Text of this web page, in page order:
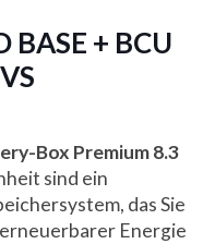
+ BCU
Box Premium 8.3
sind ein
das Sie
Energie